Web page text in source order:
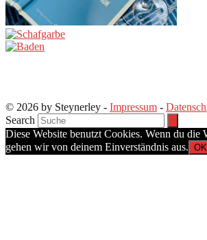
© 2026 by Steynerley - Impressum -
Search
Diese Website benutzt Cookies. Wenn du die
gehen wir von deinem Einverständnis aus. OK